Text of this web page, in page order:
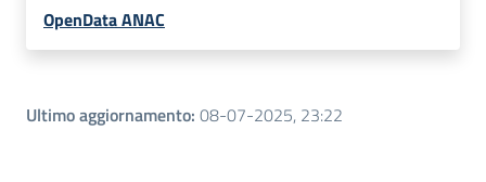
OpenData ANAC
Ultimo aggiornamento: 08-07-2025, 23:22